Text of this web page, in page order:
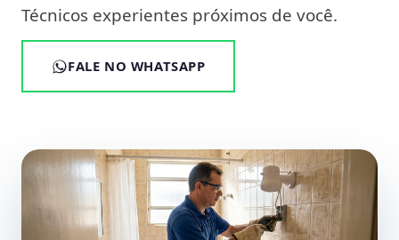
Técnicos experientes próximos de você.
FALE NO WHATSAPP